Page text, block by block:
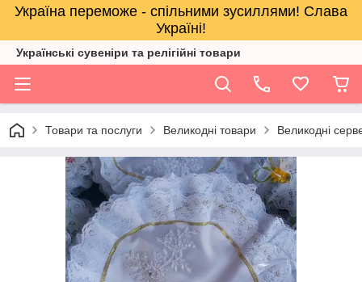
Україна переможе - спільними зусиллями! Слава
Україні!
Українські сувеніри та релігійнi товари
Товари та послуги Великодні товари Великодні